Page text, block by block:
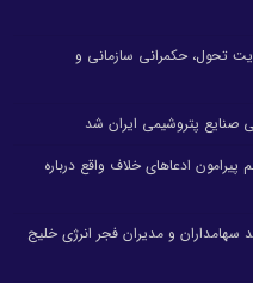
تحول، حکمرانی سازمانی و
پتروشیمی ایران شد
ادعاهای خلاف واقع درباره
سهامداران و مدیران فجر انرژی خلیج